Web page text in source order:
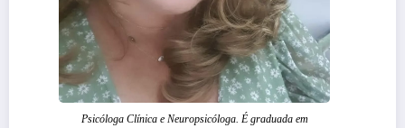
Psicóloga Clínica e Neuropsicóloga. É graduada em